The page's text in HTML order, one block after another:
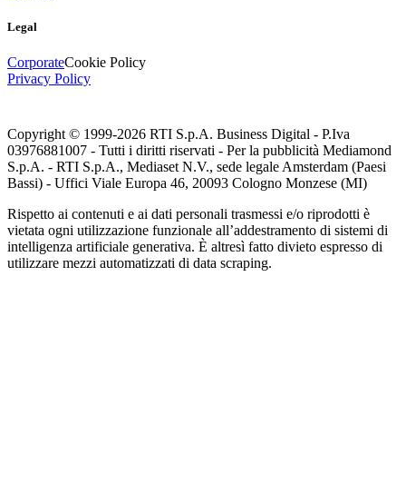
Legal
CorporateCookie Policy
Privacy Policy
Copyright © 1999-2026 RTI S.p.A. Business Digital - P.Iva
03976881007 - Tutti i diritti riservati - Per la pubblicità Mediamond
S.p.A. - RTI S.p.A., Mediaset N.V., sede legale Amsterdam (Paesi
Bassi) - Uffici Viale Europa 46, 20093 Cologno Monzese (MI)
Rispetto ai contenuti e ai dati personali trasmessi e/o riprodotti è
vietata ogni utilizzazione funzionale all’addestramento di sistemi di
intelligenza artificiale generativa. È altresì fatto divieto espresso di
utilizzare mezzi automatizzati di data scraping.